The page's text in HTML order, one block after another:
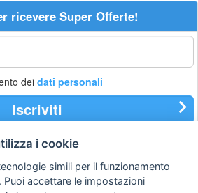
ricevere Super Offerte!
dei dati personali
Iscriviti
Avviso
legale
Scrivici
i cookie
simili per il funzionamento
Puoi accettare le impostazioni